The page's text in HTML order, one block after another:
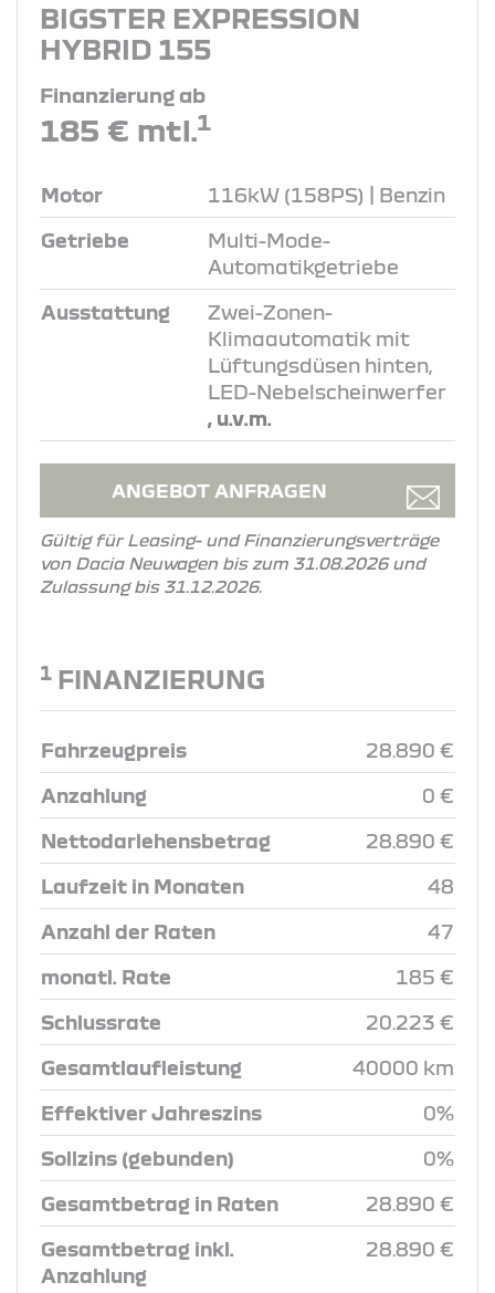
BIGSTER EXPRESSION
HYBRID 155
Finanzierung ab
185 € mtl.1
Motor 116kW (158PS) | Benzin
Getriebe
Multi-Mode-
Automatikgetriebe
Ausstattung
Zwei-Zonen-
Klimaautomatik mit
Lüftungsdüsen hinten,
LED-Nebelscheinwerfer
, u.v.m.
ANGEBOT ANFRAGEN
Gültig für Leasing- und Finanzierungsverträge
von Dacia Neuwagen bis zum 31.08.2026 und
Zulassung bis 31.12.2026.
1 FINANZIERUNG
Fahrzeugpreis 28.890 €
Anzahlung 0 €
Nettodarlehensbetrag 28.890 €
Laufzeit in Monaten 48
Anzahl der Raten 47
monatl. Rate 185 €
Schlussrate 20.223 €
Gesamtlaufleistung 40000 km
Effektiver Jahreszins 0%
Sollzins (gebunden) 0%
Gesamtbetrag in Raten 28.890 €
Gesamtbetrag inkl.
Anzahlung
28.890 €